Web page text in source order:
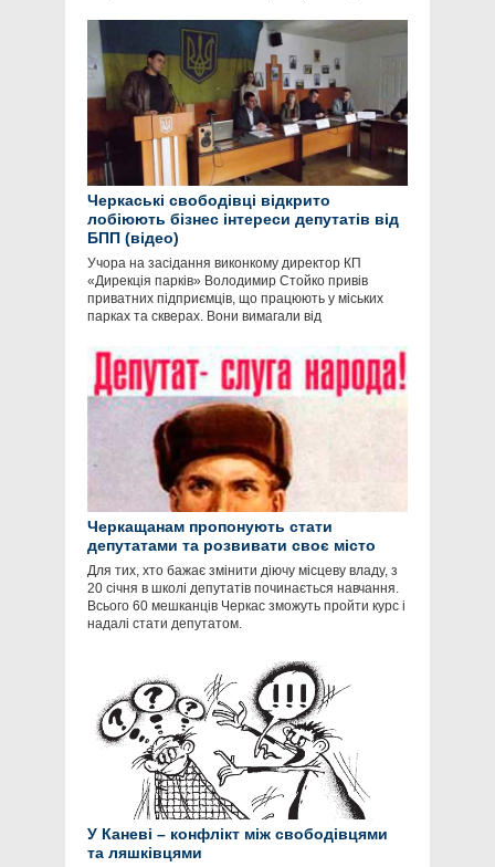
Черкаські свободівці відкрито
лобіюють бізнес інтереси депутатів від
БПП (відео)
Учора на засідання виконкому директор КП
«Дирекція парків» Володимир Стойко привів
приватних підприємців, що працюють у міських
парках та скверах. Вони вимагали від
Черкащанам пропонують стати
депутатами та розвивати своє місто
Для тих, хто бажає змінити діючу місцеву владу, з
20 січня в школі депутатів починається навчання.
Всього 60 мешканців Черкас зможуть пройти курс і
надалі стати депутатом.
У Каневі – конфлікт між свободівцями
та ляшківцями